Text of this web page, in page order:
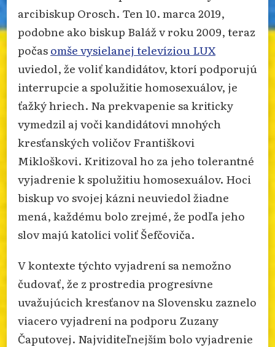
arcibiskup Orosch. Ten 10. marca 2019,
podobne ako biskup Baláž v roku 2009, teraz
počasomše vysielanej televíziou LUX
uviedol, že voliť kandidátov, ktorí podporujú
interrupcie a spolužitie homosexuálov, je
ťažký hriech. Na prekvapenie sa kriticky
vymedzil aj voči kandidátovi mnohých
kresťanských voličov Františkovi
Mikloškovi. Kritizoval ho za jeho tolerantné
vyjadrenie k spolužitiu homosexuálov. Hoci
biskup vo svojej kázni neuviedol žiadne
mená, každému bolo zrejmé, že podľa jeho
slov majú katolíci voliť Šefčoviča.
V kontexte týchto vyjadrení sa nemožno
čudovať, že z prostredia progresívne
uvažujúcich kresťanov na Slovensku zaznelo
viacero vyjadrení na podporu Zuzany
Čaputovej. Najviditeľnejším bolo vyjadrenie